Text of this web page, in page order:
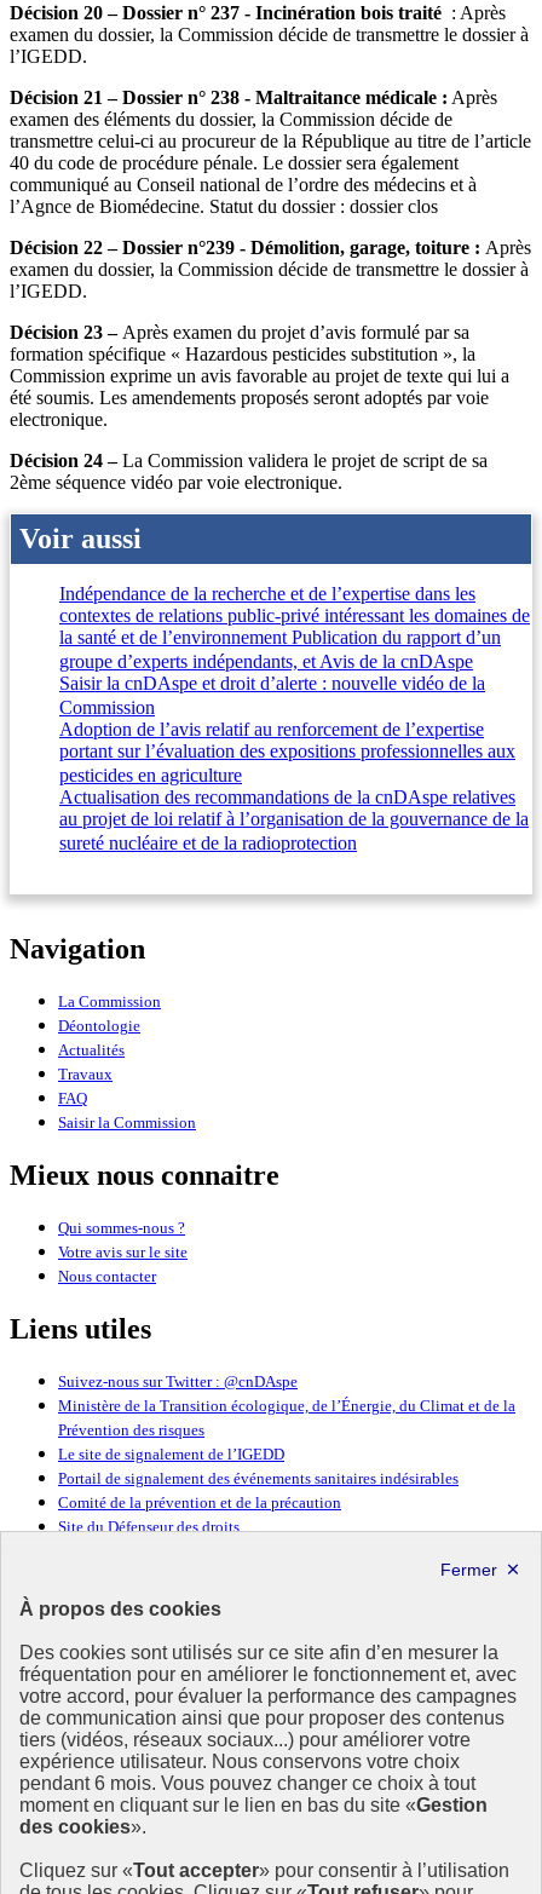
Décision 20 – Dossier n° 237 - Incinération bois traité : Après
examen du dossier, la Commission décide de transmettre le dossier à
l’IGEDD.
Décision 21 – Dossier n° 238 - Maltraitance médicale : Après
examen des éléments du dossier, la Commission décide de
transmettre celui-ci au procureur de la République au titre de l’article
40 du code de procédure pénale. Le dossier sera également
communiqué au Conseil national de l’ordre des médecins et à
l’Agnce de Biomédecine. Statut du dossier : dossier clos
Décision 22 – Dossier n°239 - Démolition, garage, toiture : Après
examen du dossier, la Commission décide de transmettre le dossier à
l’IGEDD.
Décision 23 – Après examen du projet d’avis formulé par sa
formation spécifique « Hazardous pesticides substitution », la
Commission exprime un avis favorable au projet de texte qui lui a
été soumis. Les amendements proposés seront adoptés par voie
electronique.
Décision 24 –La Commission validera le projet de script de sa
2ème séquence vidéo par voie electronique.
Voir aussi
Indépendance de la recherche et de l’expertise dans les
contextes de relations public-privé intéressant les domaines de
la santé et de l’environnement Publication du rapport d’un
groupe d’experts indépendants, et Avis de la cnDAspe
Saisir la cnDAspe et droit d’alerte : nouvelle vidéo de la
Commission
Adoption de l’avis relatif au renforcement de l’expertise
portant sur l’évaluation des expositions professionnelles aux
pesticides en agriculture
Actualisation des recommandations de la cnDAspe relatives
au projet de loi relatif à l’organisation de la gouvernance de la
sureté nucléaire et de la radioprotection
Navigation
La Commission
Déontologie
Actualités
Travaux
FAQ
Saisir la Commission
Mieux nous connaitre
Qui sommes-nous ?
Votre avis sur le site
Nous contacter
Liens utiles
Suivez-nous sur Twitter : @cnDAspe
Ministère de la Transition écologique, de l’Énergie, du Climat et de la
Prévention des risques
Le site de signalement de l’IGEDD
Portail de signalement des événements sanitaires indésirables
Comité de la prévention et de la précaution
Site du Défenseur des droits
Déontologie
et Alertes
en santé publique
et environnement
La cnDAspe est une institution indépendante œuvrant à renforcer la
environnement.
À propos des cookies
Des cookies sont utilisés sur ce site afin d’en mesurer la
fréquentation pour en améliorer le fonctionnement et, avec
votre accord, pour évaluer la performance des campagnes
de communication ainsi que pour proposer des contenus
tiers (vidéos, réseaux sociaux...) pour améliorer votre
expérience utilisateur. Nous conservons votre choix
pendant 6 mois. Vous pouvez changer ce choix à tout
moment en cliquant sur le lien en bas du site «Gestion
des cookies».
Cliquez sur «Tout accepter» pour consentir à l’utilisation